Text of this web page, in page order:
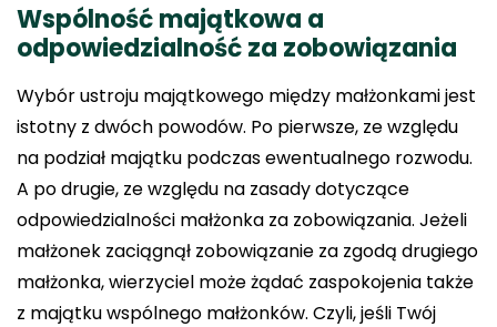
Wspólność majątkowa a
odpowiedzialność za zobowiązania
Wybór ustroju majątkowego między małżonkami jest
istotny z dwóch powodów. Po pierwsze, ze względu
na podział majątku podczas ewentualnego rozwodu.
A po drugie, ze względu na zasady dotyczące
odpowiedzialności małżonka za zobowiązania. Jeżeli
małżonek zaciągnął zobowiązanie za zgodą drugiego
małżonka, wierzyciel może żądać zaspokojenia także
z majątku wspólnego małżonków. Czyli, jeśli Twój